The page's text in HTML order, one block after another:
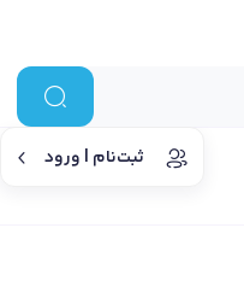
ثبت‌نام | ورود